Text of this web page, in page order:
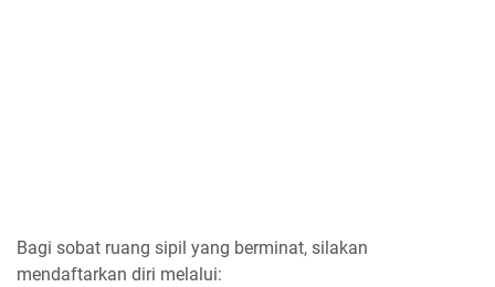
Bagi sobat ruang sipil yang berminat, silakan
mendaftarkan diri melalui: